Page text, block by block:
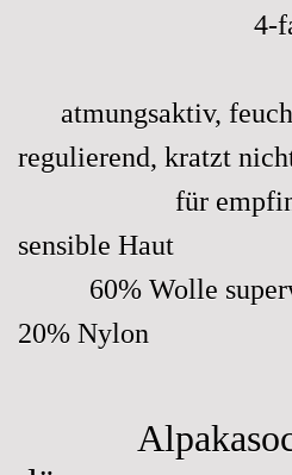
4-
atmungsaktiv,
regulierend, kratzt
für
sensible Haut
60% Wolle
20% Nylon